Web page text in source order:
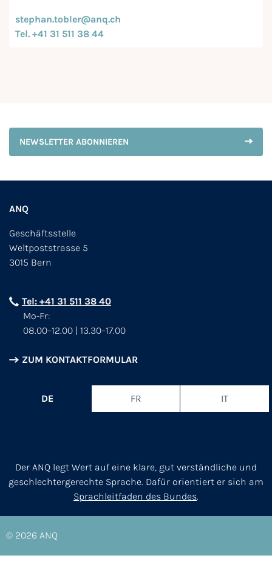
stephan.tobler@anq.ch
Tel. +41 31 511 38 44
NEWSLETTER ABONNIEREN
ANQ
Geschäftsstelle
Weltpoststrasse 5
3015 Bern
Tel: +41 31 511 38 40
Mo-Fr:
08.00–12.00 | 13.30–17.00
ZUM KONTAKTFORMULAR
DE FR IT
Der ANQ legt Wert auf eine klare, gut verständliche und
geschlechtergerechte Sprache. Dafür orientiert er sich am
Sprachleitfaden des Bundes.
© 2026 ANQ